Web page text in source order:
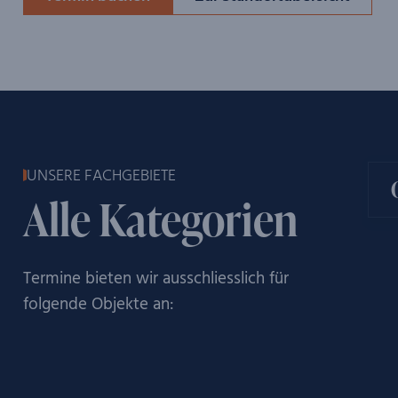
UNSERE FACHGEBIETE
Alle Kategorien
Termine bieten wir ausschliesslich für
folgende Objekte an: